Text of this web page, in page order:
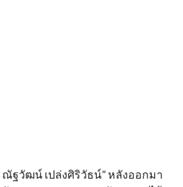
ณัฐวัฒน์ เปล่งศิริวัธน์” หลังออกมา